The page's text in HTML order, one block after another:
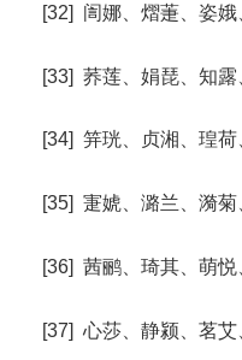
[32] 訚娜、熠萐、姿
[33] 荞莲、娟琵、知
[34] 笄珖、贞湘、瑝
[35] 寁婋、潞兰、漪
[36] 茜鹂、琦其、萌
[37] 心莎、静颍、茗